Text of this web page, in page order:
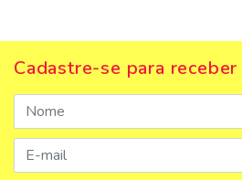
Cadastre-se para